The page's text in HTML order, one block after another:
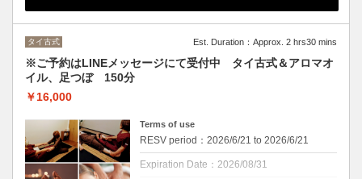
タイ古式＆全身のアロマオイルトリートメン
ト、足つぼの贅沢コース♪
タイ古式 Est. Duration：Approx. 2 hrs30 mins
※ご予約はLINEメッセージにて受付中 タイ古式＆アロマオ
イル、足つぼ 150分
￥16,000
Terms of use
RESV period：2026/6/21 to 2026/6/21
Expiration Date：2026/08/31